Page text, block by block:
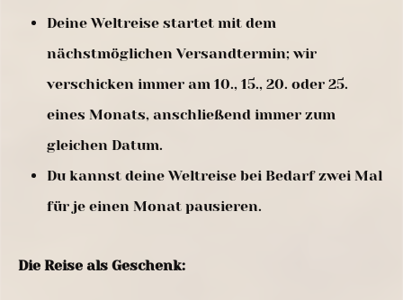
Deine Weltreise startet mit dem
nächstmöglichen Versandtermin; wir
verschicken immer am 10., 15., 20. oder 25.
eines Monats, anschließend immer zum
gleichen Datum.
Du kannst deine Weltreise bei Bedarf zwei Mal
für je einen Monat pausieren.
Die Reise als Geschenk: